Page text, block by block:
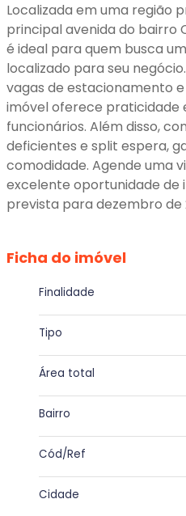
Localizada em uma região
principal avenida do bairro
é ideal para quem busca
localizado para seu
vagas de estacionamento
imóvel oferece praticidade
funcionários. Além disso,
deficientes e split espera,
comodidade. Agende uma
excelente oportunidade de
prevista para dezembro de
Ficha do imóvel
Finalidade
Tipo
Área total
Bairro
Cód/Ref
Cidade